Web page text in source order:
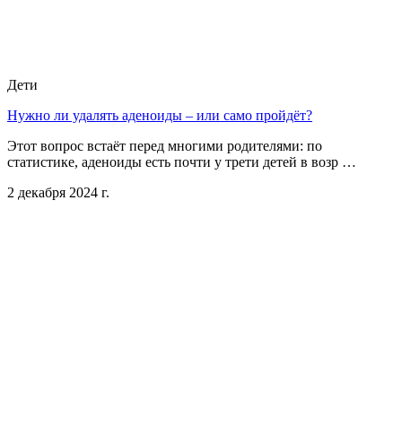
Дети
Нужно ли удалять аденоиды – или само пройдёт?
Этот вопрос встаёт перед многими родителями: по
статистике, аденоиды есть почти у трети детей в возр …
2 декабря 2024 г.